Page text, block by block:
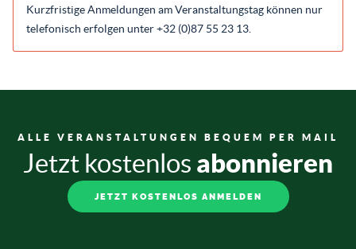
Kurzfristige Anmeldungen am Veranstaltungstag können nur
telefonisch erfolgen unter +32 (0)87 55 23 13.
ALLE VERANSTALTUNGEN BEQUEM PER MAIL
Jetzt kostenlos abonnieren
JETZT KOSTENLOS ANMELDEN